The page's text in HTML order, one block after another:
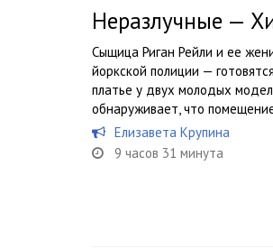
Неразлучные —
Сыщица Риган Рейли и ее
йоркской полиции —
платье у двух молодых
обнаруживает, что
Елизавета Крупина
9 часов 31 минута